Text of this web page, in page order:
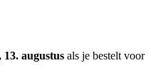
augustus als je bestelt voor